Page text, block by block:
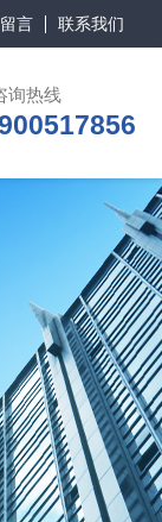
言 联系我们
询热线